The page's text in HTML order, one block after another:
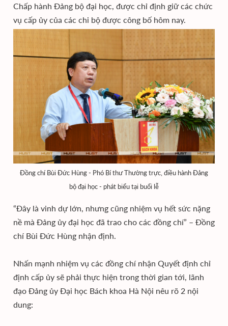
Chấp hành Đảng bộ đại học, được chỉ định giữ các chức
vụ cấp ủy của các chi bộ được công bố hôm nay.
Đồng chí Bùi Đức Hùng - Phó Bí thư Thường trực, điều hành Đảng
bộ đại học - phát biểu tại buổi lễ
“Đây là vinh dự lớn, nhưng cũng nhiệm vụ hết sức nặng
nề mà Đảng ủy đại học đã trao cho các đồng chí” – Đồng
chí Bùi Đức Hùng nhận định.
Nhấn mạnh nhiệm vụ các đồng chí nhận Quyết định chỉ
định cấp ủy sẽ phải thực hiện trong thời gian tới, lãnh
đạo Đảng ủy Đại học Bách khoa Hà Nội nêu rõ 2 nội
dung: